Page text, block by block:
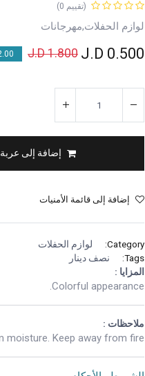
(تقييم 0)
لوازم الحفلات,مهرجانات
0.500
1.800
J.D
% OFF
إضافة إلى
إضافة إلى قائمة الأمنيات
Category:
لوازم الحفلات
Tags:
نصف دينار
المزايا :
Colorful appearance.
ملاحظات :
moisture. Keep away from fire.